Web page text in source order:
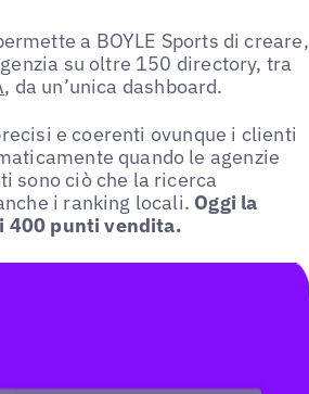
a BOYLE Sports di creare,
su oltre 150 directory, tra
, da un’unica dashboard.
e coerenti ovunque i clienti
quando le agenzie
sono ciò che la ricerca
i ranking locali. Oggi la
400 punti vendita.